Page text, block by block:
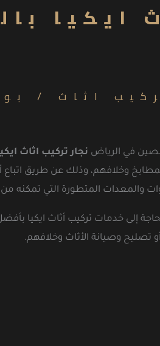
ايكيا
اثاث /
في الرياض نجار تركيب اثاث
وخلافهم، وذلك عن طريق
والمعدات المتطورة التي تمكنه
بحاجة إلى خدمات تركيب أثاث
تصليح وصيانة الأثاث وخلافهم.